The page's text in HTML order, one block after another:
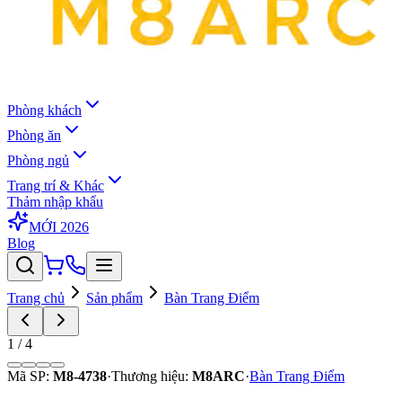
Phòng khách
Phòng ăn
Phòng ngủ
Trang trí & Khác
Thảm nhập khẩu
MỚI 2026
Blog
Trang chủ Sản phẩm Bàn Trang Điểm
1 /4
Mã SP: M8-4738·Thương hiệu: M8ARC·Bàn Trang Điểm